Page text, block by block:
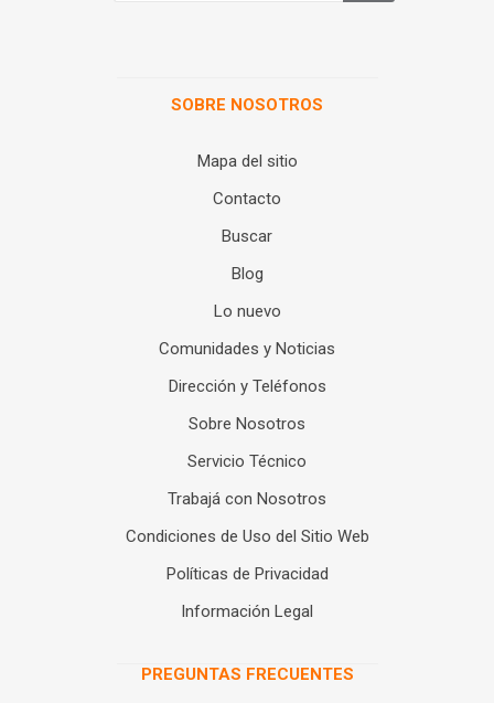
SOBRE NOSOTROS
Mapa del sitio
Contacto
Buscar
Blog
Lo nuevo
Comunidades y Noticias
Dirección y Teléfonos
Sobre Nosotros
Servicio Técnico
Trabajá con Nosotros
Condiciones de Uso del Sitio Web
Políticas de Privacidad
Información Legal
PREGUNTAS FRECUENTES